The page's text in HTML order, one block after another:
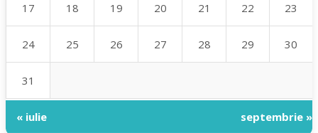
17 18 19 20 21 22 23
24 25 26 27 28 29 30
31
« iulie septembrie »